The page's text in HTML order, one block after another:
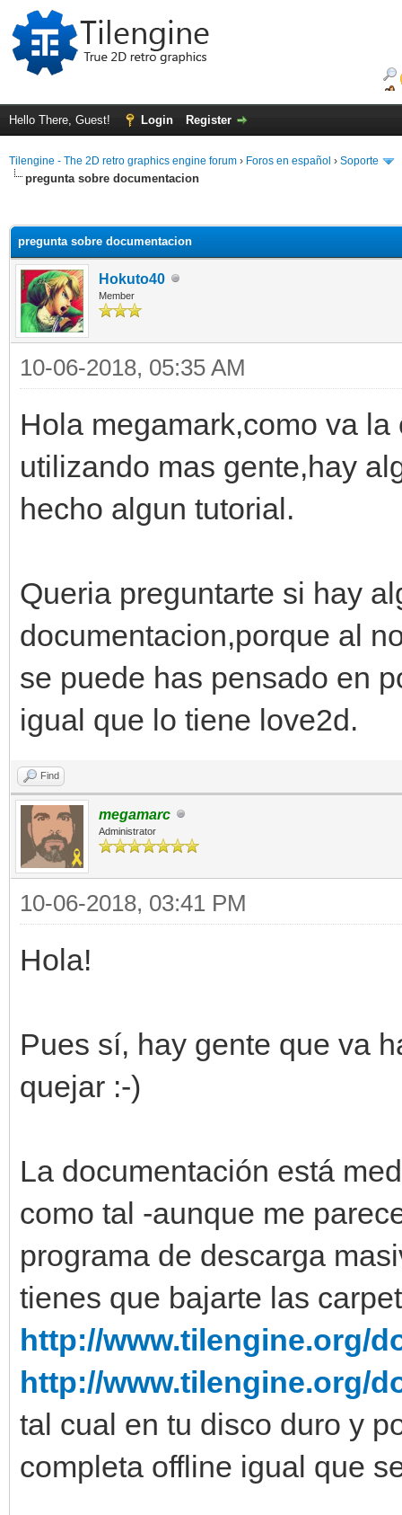
Hello There, Guest! Login Register
Tilengine - The 2D retro graphics engine forum › Foros en español › Soporte
pregunta sobre documentacion
pregunta sobre documentacion
Hokuto40
Member
10-06-2018, 05:35 AM
Hola megamark,como va
utilizando mas gente,hay
hecho algun tutorial.
Queria preguntarte si hay
documentacion,porque al
se puede has pensado en
igual que lo tiene love2d.
Find
megamarc
Administrator
10-06-2018, 03:41 PM
Hola!
Pues sí, hay gente que va
quejar :-)
La documentación está
como tal -aunque me
programa de descarga
tienes que bajarte las
http://www.tilengine.org/
http://www.tilengine.org/
tal cual en tu disco duro y
completa offline igual que